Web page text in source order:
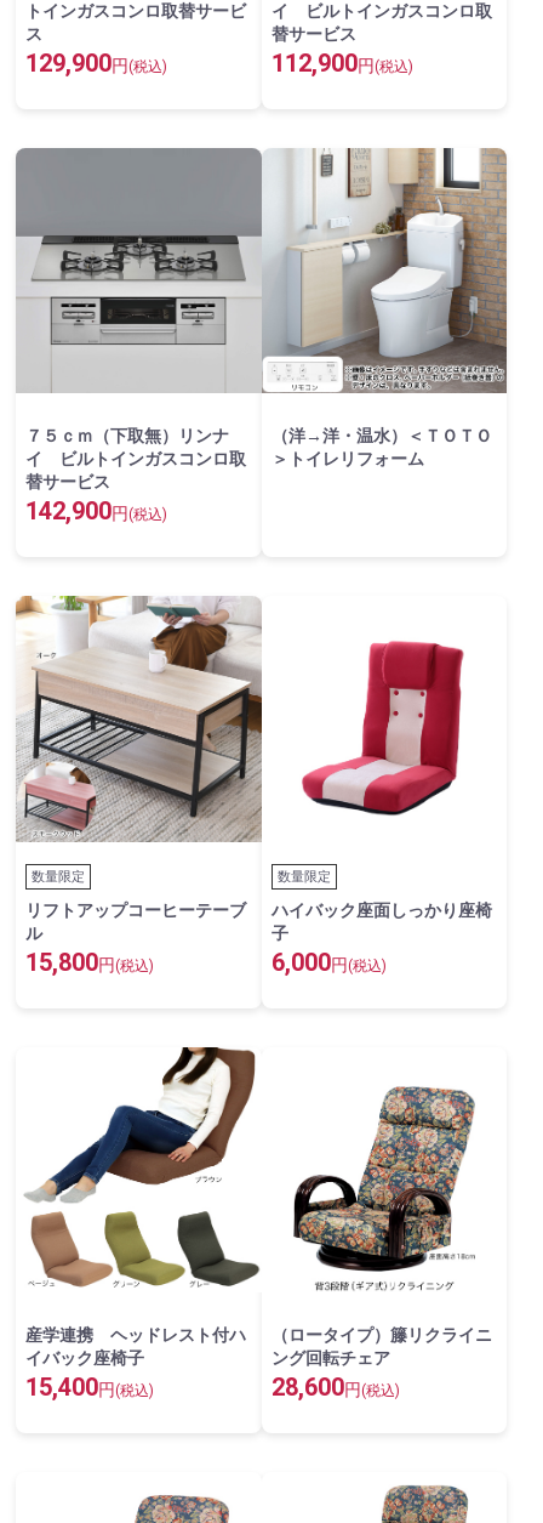
トインガスコンロ取替サービ
ス
129,900円 (税込)
イ ビルトインガスコンロ取
替サービス
112,900円 (税込)
７５ｃｍ（下取無）リンナ
イ ビルトインガスコンロ取
替サービス
142,900円 (税込)
（洋→洋・温水）＜ＴＯＴＯ
＞トイレリフォーム
数量限定
リフトアップコーヒーテーブ
ル
15,800円(税込)
数量限定
ハイバック座面しっかり座椅
子
6,000円(税込)
産学連携 ヘッドレスト付ハ
イバック座椅子
15,400円 (税込)
（ロータイプ）籐リクライニ
ング回転チェア
28,600円 (税込)